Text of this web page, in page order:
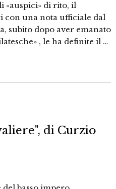
«auspici» di rito, il
con una nota ufficiale dal
subito dopo aver emanato
, le ha definite il …
di Curzio